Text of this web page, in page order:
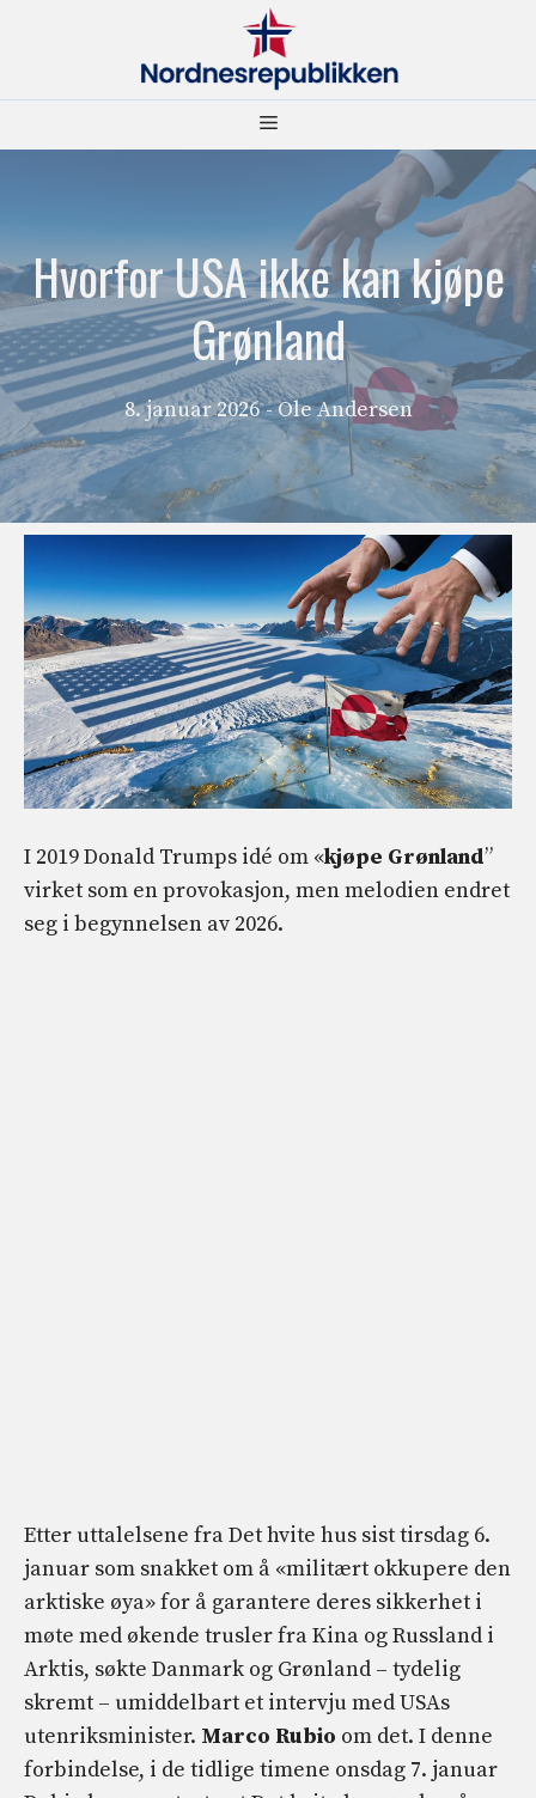
Meny
Hvorfor USA ikke kan kjøpe
Grønland
8. januar 2026 - Ole Andersen
I 2019 Donald Trumps idé om «kjøpe Grønland”
virket som en provokasjon, men melodien endret
seg i begynnelsen av 2026.
Etter uttalelsene fra Det hvite hus sist tirsdag 6.
januar som snakket om å «militært okkupere den
arktiske øya» for å garantere deres sikkerhet i
møte med økende trusler fra Kina og Russland i
Arktis, søkte Danmark og Grønland – tydelig
skremt – umiddelbart et intervju med USAs
utenriksminister. Marco Rubio om det. I denne
forbindelse, i de tidlige timene onsdag 7. januar